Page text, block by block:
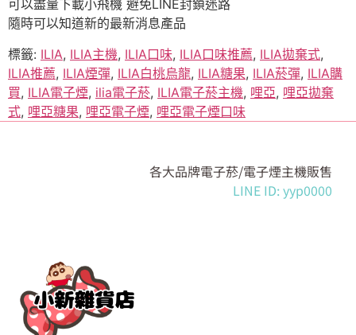
可以盡量下載小飛機 避免LINE封鎖迷路
隨時可以知道新的最新消息產品
標籤: ILIA, ILIA主機, ILIA口味, ILIA口味推薦, ILIA拋棄式,
ILIA推薦, ILIA煙彈, ILIA白桃烏龍, ILIA糖果, ILIA菸彈, ILIA購
買, ILIA電子煙, ilia電子菸, ILIA電子菸主機, 哩亞, 哩亞拋棄
式, 哩亞糖果, 哩亞電子煙, 哩亞電子煙口味
各大品牌電子菸/電子煙主機販售
LINE ID: yyp0000